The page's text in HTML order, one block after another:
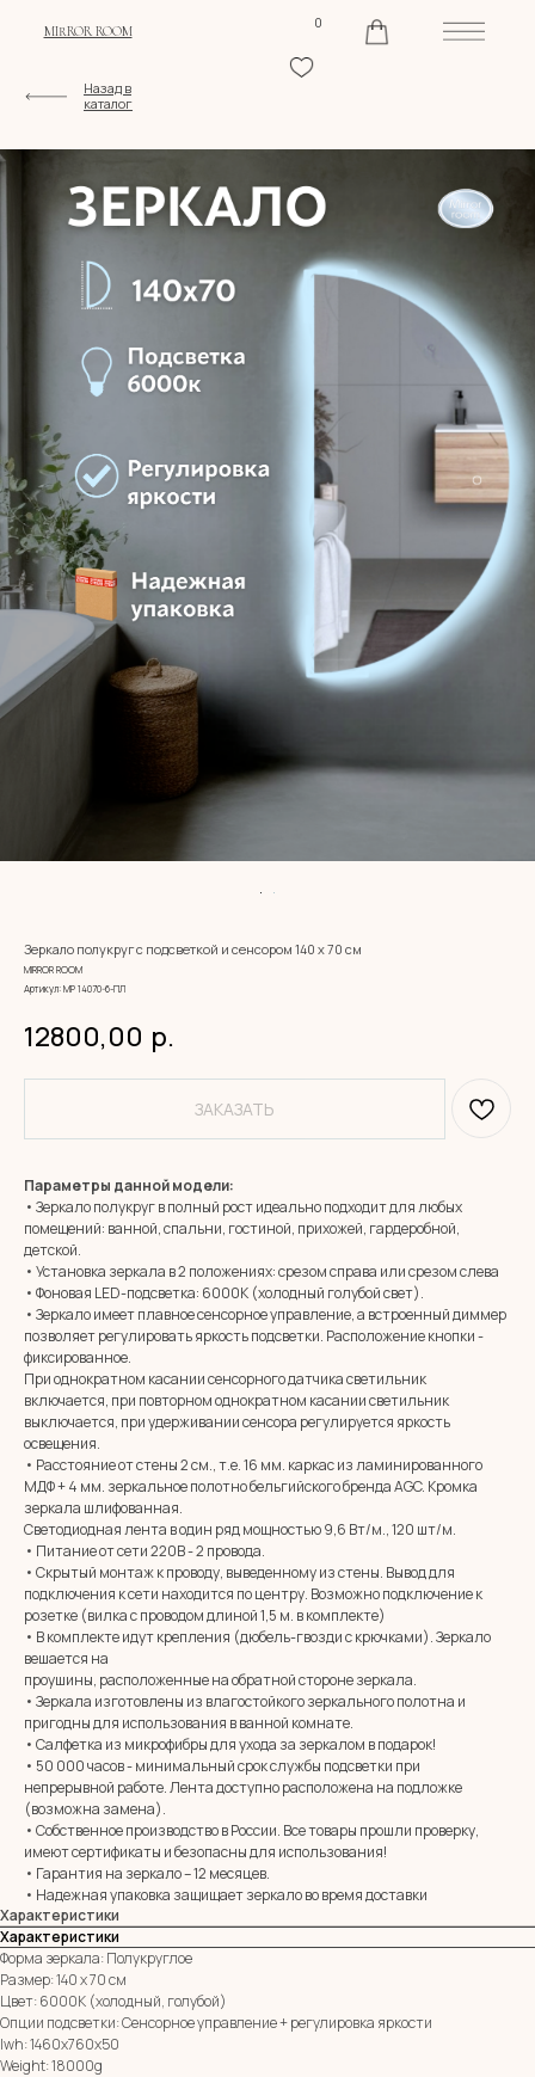
Зеркало полукруг с подсветкой и сенсором 140 х 70 см
MIRROR ROOM
Артикул:МР 14070-6-ПЛ
12800,00 р.
ЗАКАЗАТЬ
Параметры данной модели:
• Зеркало полукруг в полный рост идеально подходит для любых
помещений: ванной, спальни, гостиной, прихожей, гардеробной,
детской.
• Установка зеркала в 2 положениях: срезом справа или срезом слева
• Фоновая LED-подсветка: 6000К (холодный голубой свет).
• Зеркало имеет плавное сенсорное управление, а встроенный диммер
позволяет регулировать яркость подсветки. Расположение кнопки -
фиксированное.
При однократном касании сенсорного датчика светильник
включается, при повторном однократном касании светильник
выключается, при удерживании сенсора регулируется яркость
освещения.
• Расстояние от стены 2 см., т.е. 16 мм. каркас из ламинированного
МДФ + 4 мм. зеркальное полотно бельгийского бренда AGC. Кромка
зеркала шлифованная.
Светодиодная лента в один ряд мощностью 9,6 Вт/м., 120 шт/м.
• Питание от сети 220В - 2 провода.
• Скрытый монтаж к проводу, выведенному из стены. Вывод для
подключения к сети находится по центру. Возможно подключение к
розетке (вилка с проводом длиной 1,5 м. в комплекте)
• В комплекте идут крепления (дюбель-гвозди с крючками). Зеркало
вешается на
проушины, расположенные на обратной стороне зеркала.
• Зеркала изготовлены из влагостойкого зеркального полотна и
пригодны для использования в ванной комнате.
• Салфетка из микрофибры для ухода за зеркалом в подарок!
• 50 000 часов - минимальный срок службы подсветки при
непрерывной работе. Лента доступно расположена на подложке
(возможна замена).
• Собственное производство в России. Все товары прошли проверку,
имеют сертификаты и безопасны для использования!
• Гарантия на зеркало – 12 месяцев.
• Надежная упаковка защищает зеркало во время доставки
Характеристики
Характеристики
Форма зеркала: Полукруглое
Размер: 140 х 70 см
Цвет: 6000К (холодный, голубой)
Опции подсветки: Сенсорное управление + регулировка яркости
lwh: 1460x760x50
Weight: 18000g
MIRROR ROOM
+7 (961) 595-72-73
E-mail:
Адрес: 350037, г. Краснодар,
х. им. Ленина, ДНТ Виктория,
ул. Казачья, д. 2А
zerkala@ksk23.ru
Остались вопросы?
Оставь заявку и мы с Вами свяжемся
Имя
Телефон
+7
Я согласен с политикой конфиденциальности